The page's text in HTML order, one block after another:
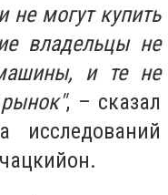
могут купить
владельцы не
и те не
, – сказал
исследований